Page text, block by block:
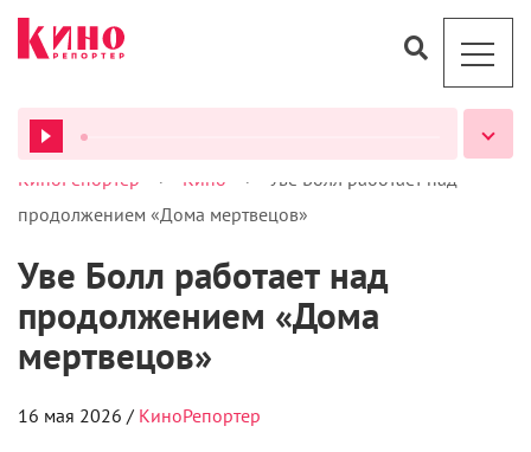
ВСЕ ПОДКАСТЫ
КиноРепортер > Кино >
Уве Болл работает над
продолжением «Дома мертвецов»
Уве Болл работает над
продолжением «Дома
мертвецов»
16 мая 2026 / КиноРепортер